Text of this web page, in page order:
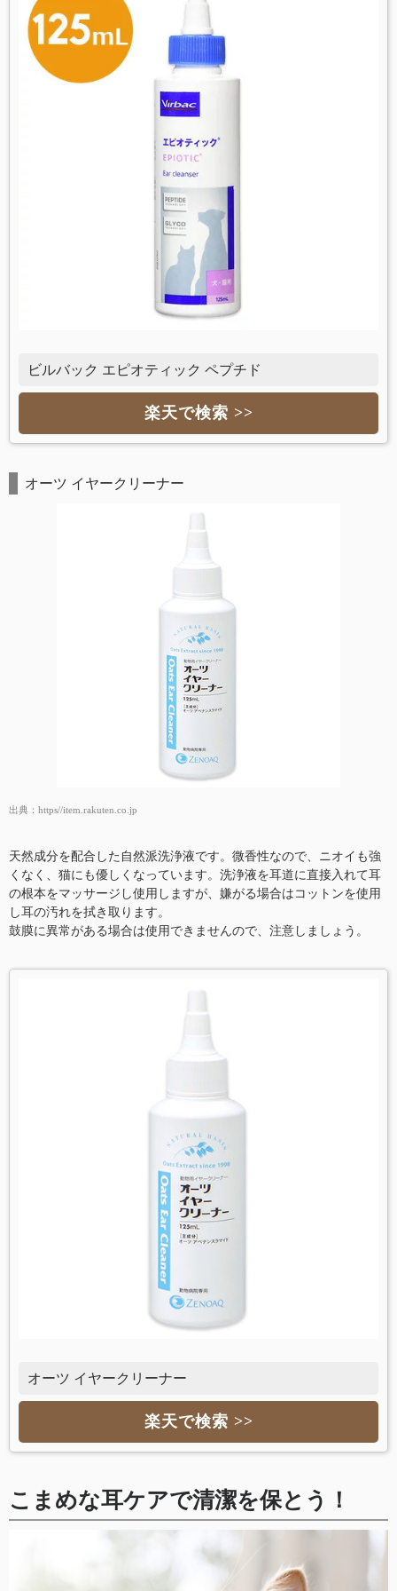
ビルバック エピオティック ペプチド
楽天で検索 >>
オーツ イヤークリーナー
出典： https//item.rakuten.co.jp
天然成分を配合した自然派洗浄液です。微香性なので、ニオイも強
くなく、猫にも優しくなっています。洗浄液を耳道に直接入れて耳
の根本をマッサージし使用しますが、嫌がる場合はコットンを使用
し耳の汚れを拭き取ります。
鼓膜に異常がある場合は使用できませんので、注意しましょう。
オーツ イヤークリーナー
楽天で検索 >>
こまめな耳ケアで清潔を保とう！